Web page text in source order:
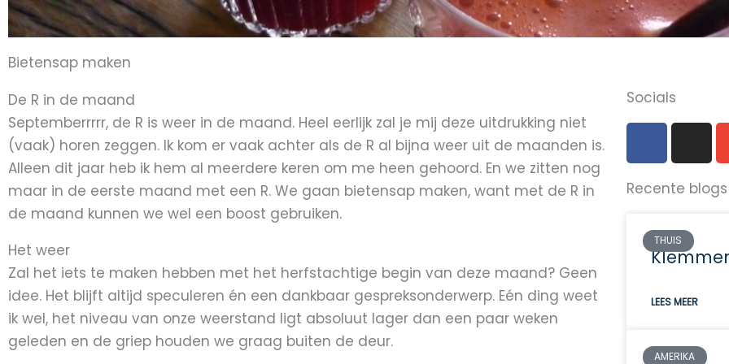
Bietensap maken
De R in de maand
Septemberrrrr, de R is weer in de maand. Heel eerlijk zal je mij deze uitdrukking niet
(vaak) horen zeggen. Ik kom er vaak achter als de R al bijna weer uit de maanden is.
Alleen dit jaar heb ik hem al meerdere keren om me heen gehoord. En we zitten nog
maar in de eerste maand met een R. We gaan bietensap maken, want met de R in
de maand kunnen we wel een boost gebruiken.
Het weer
Zal het iets te maken hebben met het herfstachtige begin van deze maand? Geen
idee. Het blijft altijd speculeren én een dankbaar gespreksonderwerp. Eén ding weet
ik wel, het niveau van onze weerstand ligt absoluut lager dan een paar weken
geleden en de griep houden we graag buiten de deur.
Socials
F
c
e
o
o
I
s
t
g
r
m
Recente blogs
THUIS
LEES MEER
AMERIKA